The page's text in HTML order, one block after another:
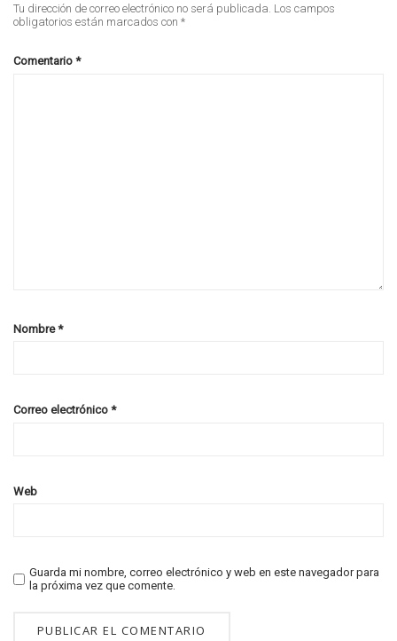
Tu dirección de correo electrónico no será publicada. Los campos
obligatorios están marcados con *
Comentario *
Nombre*
Correo electrónico *
Web
Guarda mi nombre, correo electrónico y web en este navegador para
la próxima vez que comente.